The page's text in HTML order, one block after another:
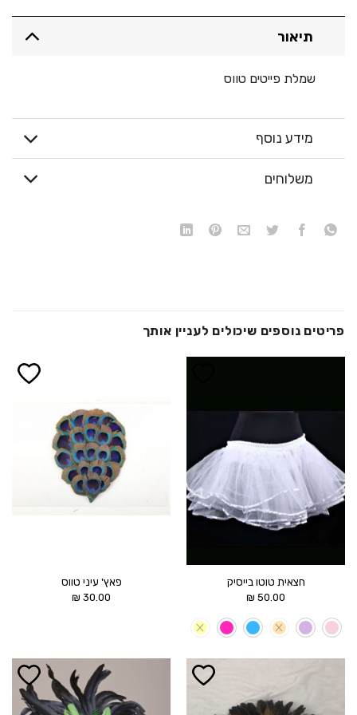
תיאור
שמלת פייטים טווס
מידע נוסף
משלוחים
פריטים נוספים שיכולים לעניין אותך
חצאית טוטו בייסיק
50.00
₪
פאץ' עיני טווס
30.00
₪
WISHLIST
הוסף ל
WISHLIST